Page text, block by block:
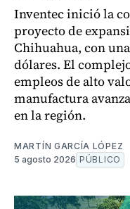
Inventec inició la
proyecto de
Chihuahua, con
dólares. El
empleos de alto
manufactura
en la región.
MARTÍN GARCÍA LÓPEZ
5 agosto 2026 PÚBLICO